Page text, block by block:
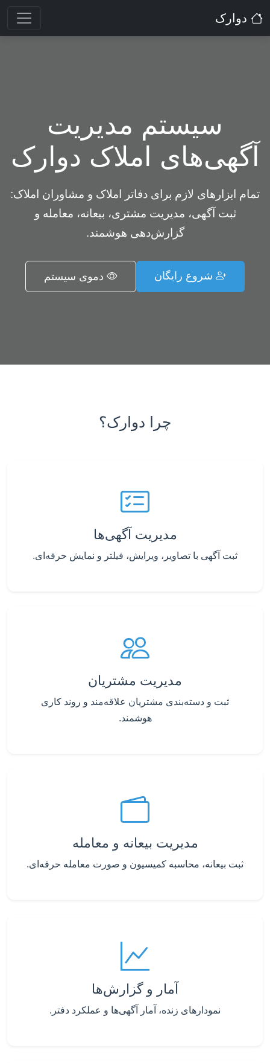
دوارک
سیستم مدیریت
آگهی‌های املاک دوارک
تمام ابزارهای لازم برای دفاتر املاک و مشاوران املاک:
ثبت آگهی، مدیریت مشتری، بیعانه، معامله و
گزارش‌دهی هوشمند.
شروع رایگان دموی سیستم
چرا دوارک؟
مدیریت آگهی‌ها
ثبت آگهی با تصاویر، ویرایش، فیلتر و نمایش حرفه‌ای.
مدیریت مشتریان
ثبت و دسته‌بندی مشتریان علاقه‌مند و روند کاری
هوشمند.
مدیریت بیعانه و معامله
ثبت بیعانه، محاسبه کمیسیون و صورت معامله حرفه‌ای.
آمار و گزارش‌ها
نمودارهای زنده، آمار آگهی‌ها و عملکرد دفتر.